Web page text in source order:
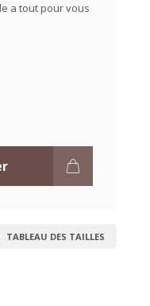
a tout pour vous
TABLEAU DES TAILLES